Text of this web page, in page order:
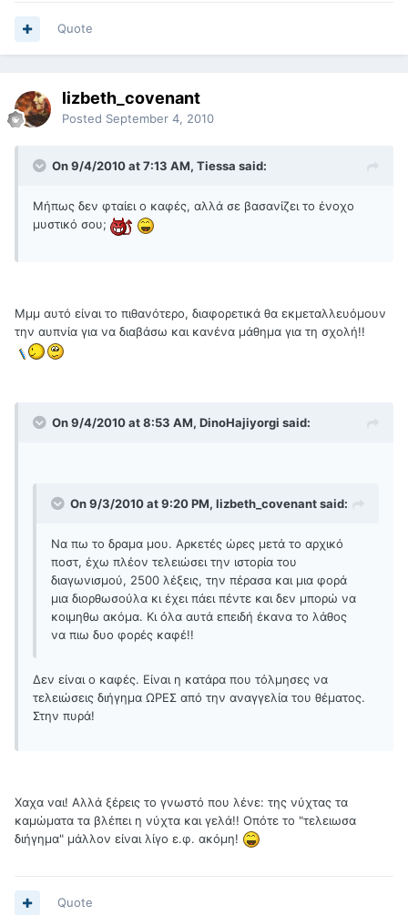
Quote
lizbeth_covenant
Posted September 4, 2010
On 9/4/2010 at 7:13 AM, Tiessa said:
Μήπως δεν φταίει ο καφές, αλλά σε βασανίζει το ένοχο
μυστικό σου;
Μμμ αυτό είναι το πιθανότερο, διαφορετικά θα εκμεταλλευόμουν
την αυπνία για να διαβάσω και κανένα μάθημα για τη σχολή!!
On 9/4/2010 at 8:53 AM, DinoHajiyorgi said:
On 9/3/2010 at 9:20 PM, lizbeth_covenant said:
Να πω το δραμα μου. Αρκετές ώρες μετά το αρχικό
ποστ, έχω πλέον τελειώσει την ιστορία του
διαγωνισμού, 2500 λέξεις, την πέρασα και μια φορά
μια διορθωσούλα κι έχει πάει πέντε και δεν μπορώ να
κοιμηθω ακόμα. Κι όλα αυτά επειδή έκανα το λάθος
να πιω δυο φορές καφέ!!
Δεν είναι ο καφές. Είναι η κατάρα που τόλμησες να
τελειώσεις διήγημα ΩΡΕΣ από την αναγγελία του θέματος.
Στην πυρά!
Χαχα ναι! Αλλά ξέρεις το γνωστό που λένε: της νύχτας τα
καμώματα τα βλέπει η νύχτα και γελά!! Οπότε το "τελειωσα
διήγημα" μάλλον είναι λίγο ε.φ. ακόμη!
Quote